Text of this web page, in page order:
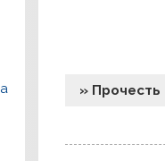
» Прочесть